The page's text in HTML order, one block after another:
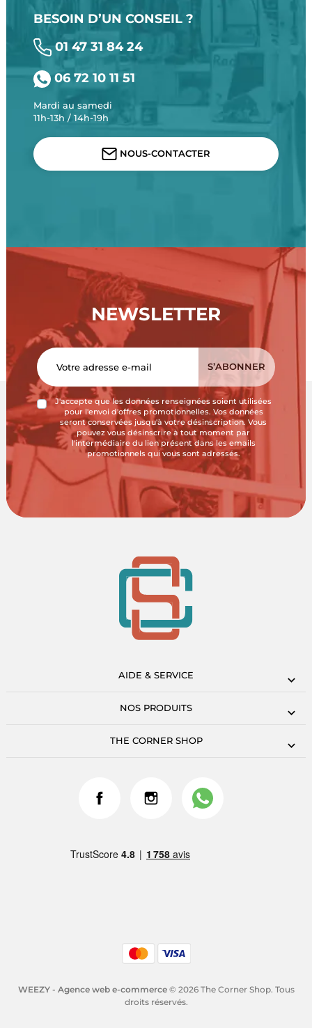
BESOIN D’UN CONSEIL ?
01 47 31 84 24
06 72 10 11 51
Mardi au samedi
11h-13h / 14h-19h
NOUS-CONTACTER
NEWSLETTER
J'accepte que les données renseignées soient utilisées
pour l'envoi d'offres promotionnelles. Vos données
seront conservées jusqu'à votre désinscription. Vous
pouvez vous désinscrire à tout moment par
l'intermédiaire du lien présent dans les emails
promotionnels qui vous sont adressés.
AIDE & SERVICE
NOS PRODUITS
THE CORNER SHOP
WEEZY - Agence web e-commerce© 2026 The Corner Shop. Tous
droits réservés.